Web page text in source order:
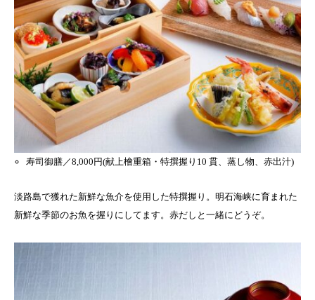
寿司御膳／8,000円(献上檜重箱・特撰握り10 貫、蒸し物、赤出汁)
淡路島で獲れた新鮮な魚介を使用した特撰握り。明石海峡に育まれた
新鮮な季節のお魚を握りにしてます。赤だしと一緒にどうぞ。